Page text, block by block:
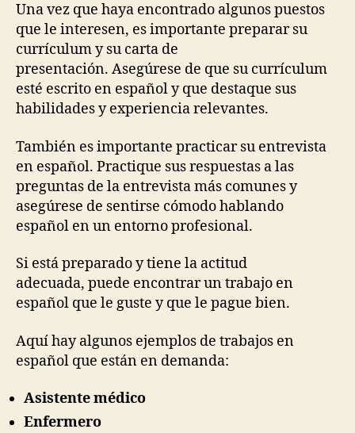
Una vez que haya encontrado algunos puestos
que le interesen, es importante preparar su
currículum y su carta de
presentación. Asegúrese de que su currículum
esté escrito en español y que destaque sus
habilidades y experiencia relevantes.
También es importante practicar su entrevista
en español. Practique sus respuestas a las
preguntas de la entrevista más comunes y
asegúrese de sentirse cómodo hablando
español en un entorno profesional.
Si está preparado y tiene la actitud
adecuada, puede encontrar un trabajo en
español que le guste y que le pague bien.
Aquí hay algunos ejemplos de trabajos en
español que están en demanda:
Asistente médico
Enfermero